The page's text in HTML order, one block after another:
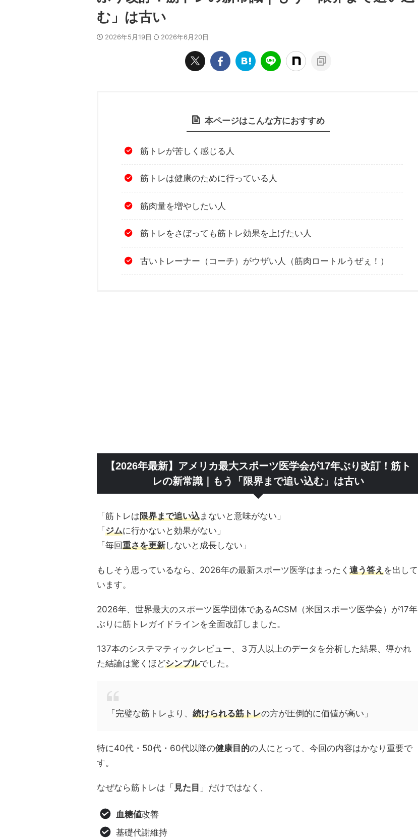
む」は古い
2026年5月19日 2026年6月20日
本ページはこんな方におすすめ
筋トレが苦しく感じる人
筋トレは健康のために行っている人
筋肉量を増やしたい人
筋トレをさぼっても筋トレ効果を上げたい人
古いトレーナー（コーチ）がウザい人（筋肉ロートルうぜぇ！）
【2026年最新】アメリカ最大スポーツ医学会が17年ぶり改訂！筋ト
レの新常識｜もう「限界まで追い込む」は古い
「筋トレは限界まで追い込まないと意味がない」
「ジムに行かないと効果がない」
「毎回重さを更新しないと成長しない」
もしそう思っているなら、2026年の最新スポーツ医学はまったく 違う答えを出して
います。
2026年、世界最大のスポーツ医学団体であるACSM（米国スポーツ医学会）が17年
ぶりに筋トレガイドラインを全面改訂しました。
137本のシステマティックレビュー、３万人以上のデータを分析した結果、導かれ
た結論は驚くほどシンプルでした。
「完璧な筋トレより、 続けられる筋トレの方が圧倒的に価値が高い」
特に40代・50代・60代以降の健康目的の人にとって、今回の内容はかなり重要で
す。
なぜなら筋トレは「 見た目 」だけではなく、
血糖値改善
基礎代謝維持